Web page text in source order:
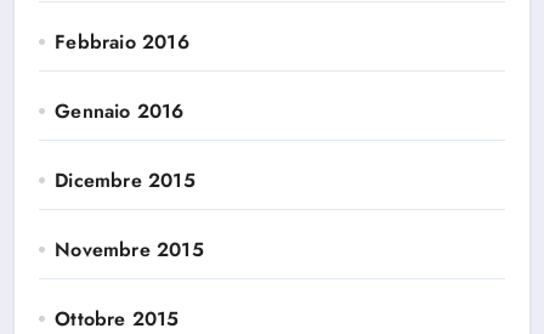
Febbraio 2016
Gennaio 2016
Dicembre 2015
Novembre 2015
Ottobre 2015